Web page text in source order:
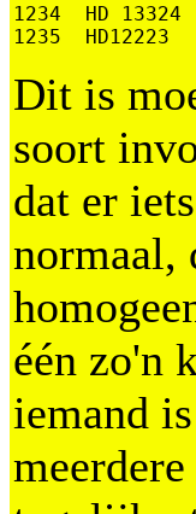
1234  HD
1235
Dit is
soort
dat er
normaal,
één zo'n
iemand